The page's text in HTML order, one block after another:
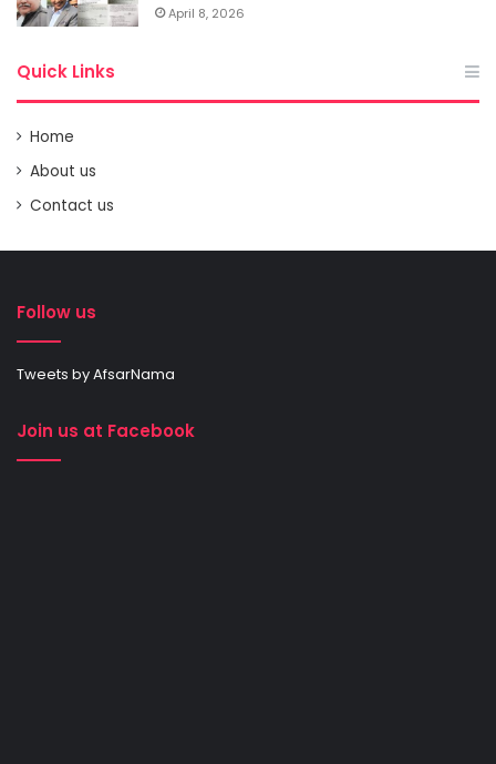
April 8, 2026
Quick Links
Home
About us
Contact us
Follow us
Tweets by AfsarNama
Join us at Facebook